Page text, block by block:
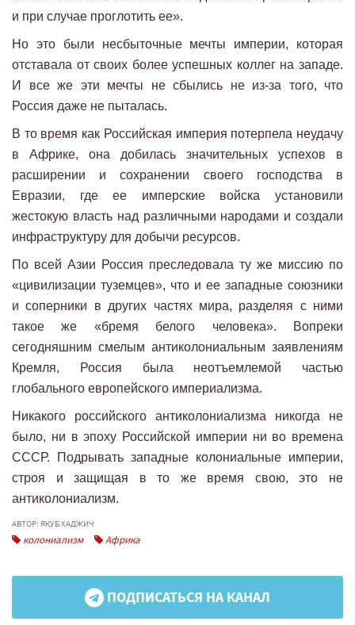
и при случае проглотить ее».
Но это были несбыточные мечты империи, которая
отставала от своих более успешных коллег на западе.
И все же эти мечты не сбылись не из-за того, что
Россия даже не пыталась.
В то время как Российская империя потерпела неудачу
в Африке, она добилась значительных успехов в
расширении и сохранении своего господства в
Евразии, где ее имперские войска установили
жестокую власть над различными народами и создали
инфраструктуру для добычи ресурсов.
По всей Азии Россия преследовала ту же миссию по
«цивилизации туземцев», что и ее западные союзники
и соперники в других частях мира, разделяя с ними
такое же «бремя белого человека». Вопреки
сегодняшним смелым антиколониальным заявлениям
Кремля, Россия была неотъемлемой частью
глобального европейского империализма.
Никакого российского антиколониализма никогда не
было, ни в эпоху Российской империи ни во времена
СССР. Подрывать западные колониальные империи,
строя и защищая в то же время свою, это не
антиколониализм.
АВТОР: ЯКУБ ХАДЖИЧ
колониализм Африка
ПОДПИСАТЬСЯ НА КАНАЛ